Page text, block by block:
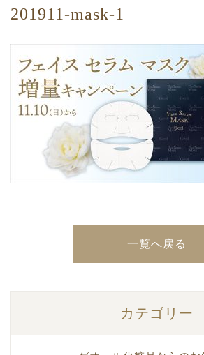
201911-mask-1
一覧へ戻る
カテゴリー